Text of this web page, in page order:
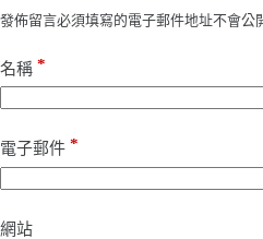
發佈留言必須填寫的電子郵件地址不會公
名稱 *
電子郵件 *
網站